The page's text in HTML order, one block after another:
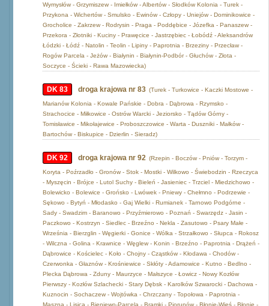
Wymysłów - Grzymiszew - Imiełków - Albertów - Słodków Kolonia - Turek -
Przykona - Wichertów - Smulsko - Ewinów - Człopy - Uniejów - Dominikowice -
Grocholice - Zakrzew - Rodrysin - Praga - Poddębice - Józefka - Panaszew -
Przekora - Złotniki - Kuciny - Prawęcice - Jastrzębiec - Łobódź - Aleksandrów
Łódzki - Łódź - Natolin - Teolin - Lipiny - Paprotnia - Brzeziny - Przecław -
Rogów Parcela - Jeżów - Białynin - Białynin-Podbór - Głuchów - Złota -
Soczyce - Ścieki - Rawa Mazowiecka)
DK 83 droga krajowa nr 83 (Turek - Turkowice - Kaczki Mostowe -
Marianów Kolonia - Kowale Pańskie - Dobra - Dąbrowa - Rzymsko -
Strachocice - Miłkowice - Ostrów Warcki - Jeziorsko - Tądów Górny -
Tomisławice - Mikołajewice - Proboszczowice - Warta - Duszniki - Małków -
Bartochów - Biskupice - Dzierlin - Sieradz)
DK 92 droga krajowa nr 92 (Rzepin - Boczów - Pniów - Torzym -
Koryta - Poźrzadło - Gronów - Stok - Mostki - Wilkowo - Świebodzin - Rzeczyca
- Myszęcin - Brójce - Lutol Suchy - Bieleń - Jasieniec - Trzciel - Miedzichowo -
Bolewicko - Bolewice - Grońsko - Lwówek - Pniewy - Chełmno - Podrzewie -
Sękowo - Bytyń - Młodasko - Gaj Wielki - Rumianek - Tarnowo Podgórne -
Sady - Swadzim - Baranowo - Przyźmierowo - Poznań - Swarzędz - Jasin -
Paczkowo - Kostrzyn - Siedlec - Brzeźno - Nekla - Zasutowo - Psary Małe -
Września - Bierzglin - Węgierki - Gonice - Wólka - Strzałkowo - Słupca - Rokosz
- Wilczna - Golina - Krawnice - Węglew - Konin - Brzeźno - Paprotnia - Drążeń -
Dąbrowice - Kościelec - Koło - Chojny - Cząstków - Kłodawa - Chodów -
Czerwonka - Głaznów - Krośniewice - Skłóty - Adamowice - Kutno - Bedlno -
Plecka Dąbrowa - Zduny - Maurzyce - Małszyce - Łowicz - Nowy Kozłów
Pierwszy - Kozłów Szlachecki - Stary Dębsk - Karolków Szwarocki - Dachowa -
Kuznocin - Sochaczew - Wojtówka - Chrzczany - Topołowa - Paprotnia -
Maszna - Lisica - Bieniewo-Parcela - Bramki - Piorunów - Błonie-Wieś - Błonie -